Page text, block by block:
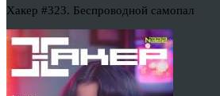
Хакер #323. Беспроводной самопал